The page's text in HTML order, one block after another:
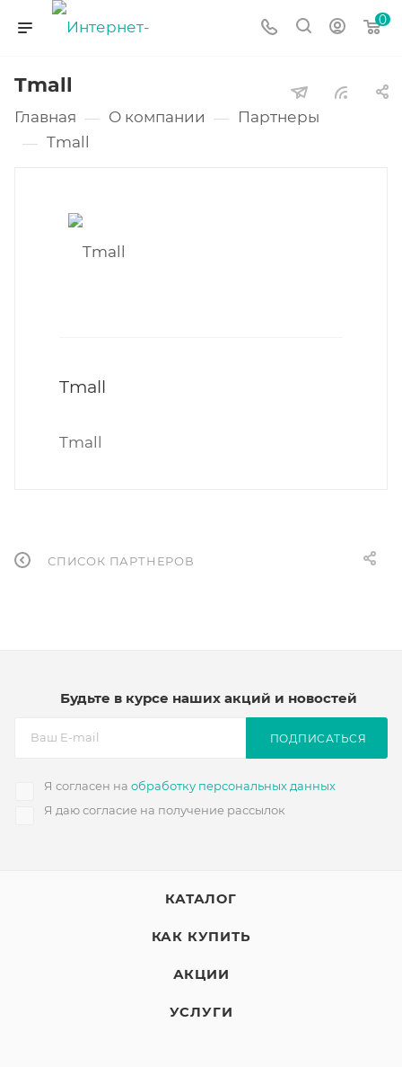
0
Tmall
Главная — О компании — Партнеры
— Tmall
Tmall
Tmall
СПИСОК ПАРТНЕРОВ
Будьте в курсе наших акций и новостей
Я согласен на обработку персональных данных
Я даю согласие на получение рассылок
ПОДПИСАТЬСЯ
КАТАЛОГ
КАК КУПИТЬ
АКЦИИ
УСЛУГИ